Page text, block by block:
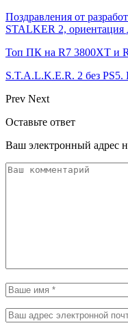
Поздравления от
STALKER 2,
Топ ПК на R7 3800XT и
S.T.A.L.K.E.R. 2 без
Prev Next
Оставьте ответ
Ваш электронный адрес